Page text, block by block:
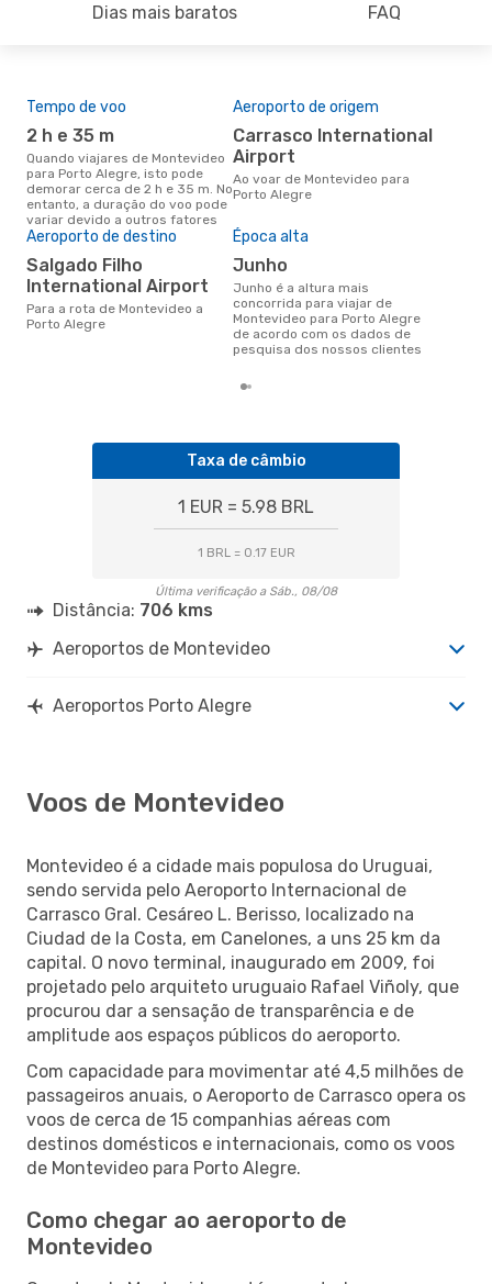
Dias mais baratos FAQ
Tempo de voo
2 h e 35 m
Quando viajares de Montevideo
para Porto Alegre, isto pode
demorar cerca de 2 h e 35 m. No
entanto, a duração do voo pode
variar devido a outros fatores
Aeroporto de origem
Carrasco International
Airport
Ao voar de Montevideo para
Porto Alegre
Aeroporto de destino
Salgado Filho
International Airport
Para a rota de Montevideo a
Porto Alegre
Época alta
junho
junho é a altura mais
concorrida para viajar de
Montevideo para Porto Alegre
de acordo com os dados de
pesquisa dos nossos clientes
Taxa de câmbio
1 EUR = 5.98 BRL
1 BRL = 0.17 EUR
Última verificação a Sáb., 08/08
Distância: 706 kms
Aeroportos de Montevideo
Aeroportos Porto Alegre
Voos de Montevideo
Montevideo é a cidade mais populosa do Uruguai,
sendo servida pelo Aeroporto Internacional de
Carrasco Gral. Cesáreo L. Berisso, localizado na
Ciudad de la Costa, em Canelones, a uns 25 km da
capital. O novo terminal, inaugurado em 2009, foi
projetado pelo arquiteto uruguaio Rafael Viñoly, que
procurou dar a sensação de transparência e de
amplitude aos espaços públicos do aeroporto.
Com capacidade para movimentar até 4,5 milhões de
passageiros anuais, o Aeroporto de Carrasco opera os
voos de cerca de 15 companhias aéreas com
destinos domésticos e internacionais, como os voos
de Montevideo para Porto Alegre.
Como chegar ao aeroporto de
Montevideo